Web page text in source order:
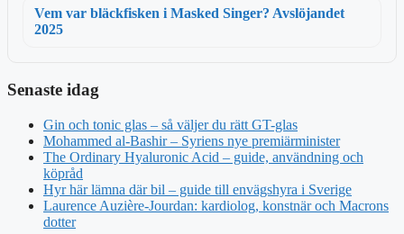
Vem var bläckfisken i Masked Singer? Avslöjandet
2025
Senaste idag
Gin och tonic glas – så väljer du rätt GT-glas
Mohammed al-Bashir – Syriens nye premiärminister
The Ordinary Hyaluronic Acid – guide, användning och
köpråd
Hyr här lämna där bil – guide till envägshyra i Sverige
Laurence Auzière-Jourdan: kardiolog, konstnär och Macrons
dotter